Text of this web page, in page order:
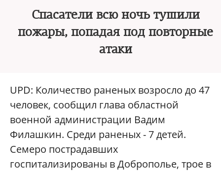
Спасатели всю ночь тушили
пожары, попадая под повторные
атаки
UPD: Количество раненых возросло до 47
человек, сообщил глава областной
военной администрации Вадим
Филашкин. Среди раненых - 7 детей.
Семеро пострадавших
госпитализированы в Доброполье, трое в